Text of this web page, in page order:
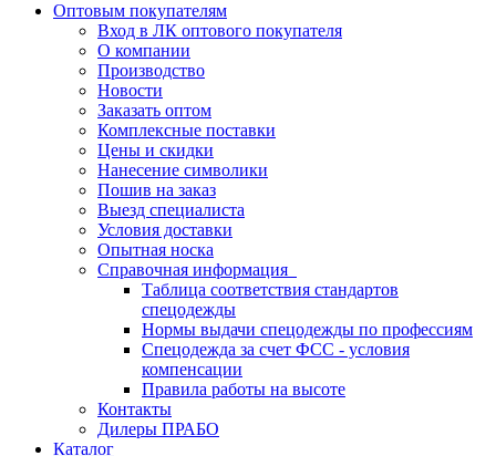
Оптовым покупателям
Вход в ЛК оптового покупателя
О компании
Производство
Новости
Заказать оптом
Комплексные поставки
Цены и скидки
Нанесение символики
Пошив на заказ
Выезд специалиста
Условия доставки
Опытная носка
Справочная информация
Таблица соответствия стандартов
спецодежды
Нормы выдачи спецодежды по профессиям
Спецодежда за счет ФСС - условия
компенсации
Правила работы на высоте
Контакты
Дилеры ПРАБО
Каталог